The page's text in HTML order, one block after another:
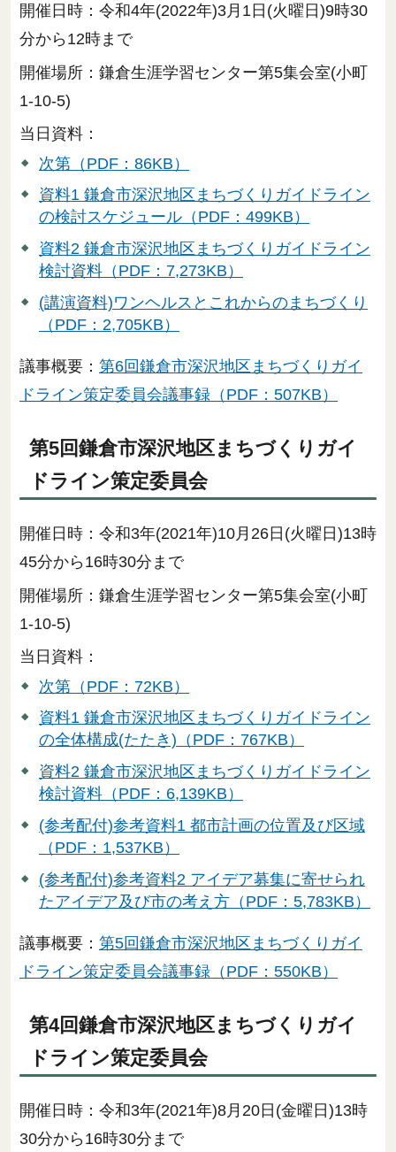
開催日時：令和4年(2022年)3月1日(火曜日)9時30
分から12時まで
開催場所：鎌倉生涯学習センター第5集会室(小町
1-10-5)
当日資料：
次第（PDF：86KB）
資料1 鎌倉市深沢地区まちづくりガイドライン
の検討スケジュール（PDF：499KB）
資料2 鎌倉市深沢地区まちづくりガイドライン
検討資料（PDF：7,273KB）
(講演資料)ワンヘルスとこれからのまちづくり
（PDF：2,705KB）
議事概要： 第6回鎌倉市深沢地区まちづくりガイ
ドライン策定委員会議事録（PDF：507KB）
第5回鎌倉市深沢地区まちづくりガイ
ドライン策定委員会
開催日時：令和3年(2021年)10月26日(火曜日)13時
45分から16時30分まで
開催場所：鎌倉生涯学習センター第5集会室(小町
1-10-5)
当日資料：
次第（PDF：72KB）
資料1 鎌倉市深沢地区まちづくりガイドライン
の全体構成(たたき)（PDF：767KB）
資料2 鎌倉市深沢地区まちづくりガイドライン
検討資料（PDF：6,139KB）
(参考配付)参考資料1 都市計画の位置及び区域
（PDF：1,537KB）
(参考配付)参考資料2 アイデア募集に寄せられ
たアイデア及び市の考え方（PDF：5,783KB）
議事概要： 第5回鎌倉市深沢地区まちづくりガイ
ドライン策定委員会議事録（PDF：550KB）
第4回鎌倉市深沢地区まちづくりガイ
ドライン策定委員会
開催日時：令和3年(2021年)8月20日(金曜日)13時
30分から16時30分まで